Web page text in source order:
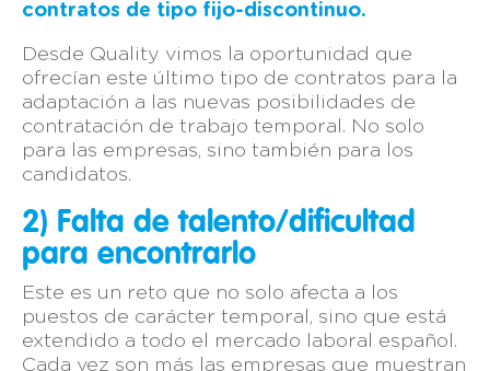
contratos de tipo fijo-discontinuo.
Desde Quality vimos la oportunidad que
ofrecían este último tipo de contratos para la
adaptación a las nuevas posibilidades de
contratación de trabajo temporal. No solo
para las empresas, sino también para los
candidatos.
2) Falta de talento/dificultad
para encontrarlo
Este es un reto que no solo afecta a los
puestos de carácter temporal, sino que está
extendido a todo el mercado laboral español.
Cada vez son más las empresas que muestran